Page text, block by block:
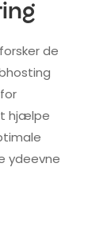
de
hjælpe
ydeevne